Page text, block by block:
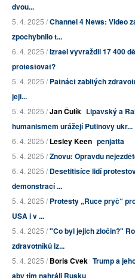
dvou...
5. 4. 2025 /Channel 4 News: Video
zpochybnilo t...
6. 4. 2025 /Izrael vyvraždil 17 400
protestovat?
5. 4. 2025 /Patnáct zabitých
jeji...
5. 4. 2025 /Jan Čulík Lipavský a
humanismem urážejí Putinovy ukr...
6. 4. 2025 /Lesley Keen penjatta
5. 4. 2025 /Znovu: Opravdu
6. 4. 2025 /Desetitisíce lidí
demonstrací ...
5. 4. 2025 /Protesty „Ruce pryč“
USA i v ...
5. 4. 2025 /"Co byl jejich zločin?"
zdravotníků iz...
5. 4. 2025 /Boris Cvek Trump a
aby tím nahráli Rusku